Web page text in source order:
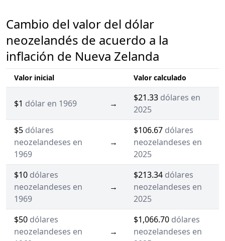
Cambio del valor del dólar
neozelandés de acuerdo a la
inflación de Nueva Zelanda
Valor inicial Valor calculado
$1 dólar en 1969 →
$21.33 dólares en
2025
$5 dólares
neozelandeses en
1969
→
$106.67 dólares
neozelandeses en
2025
$10 dólares
neozelandeses en
1969
→
$213.34 dólares
neozelandeses en
2025
$50 dólares
neozelandeses en
→
$1,066.70 dólares
neozelandeses en